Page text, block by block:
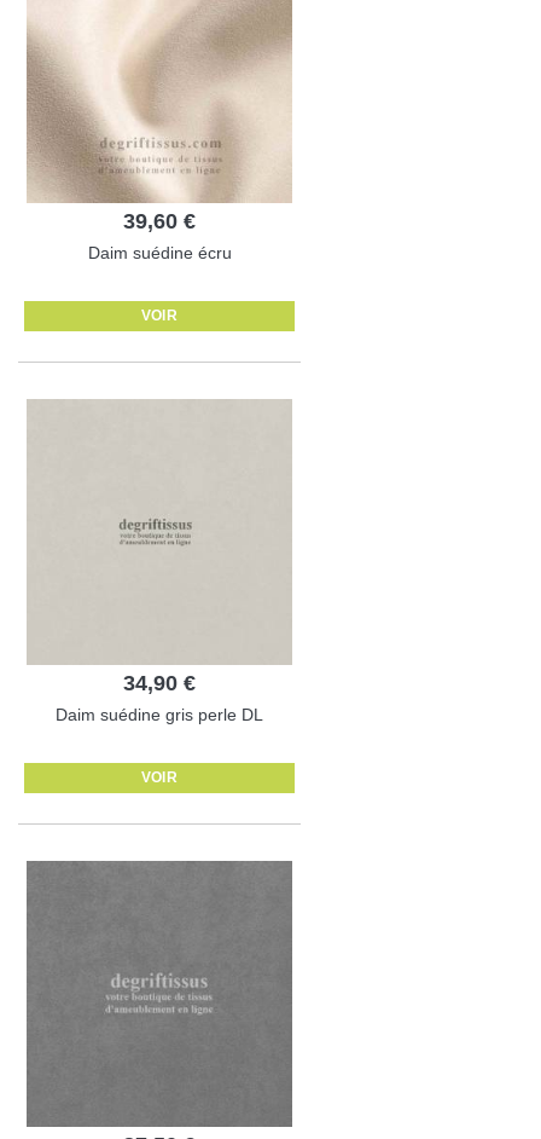
39,60 €
Daim suédine écru
VOIR
34,90 €
Daim suédine gris perle DL
VOIR